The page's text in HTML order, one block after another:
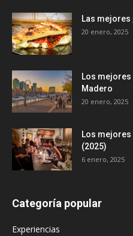
Las
20 enero, 2025
Los mejores
Madero
20 enero, 2025
Los mejores
(2025)
6 enero, 2025
Categoría popular
Experiencias